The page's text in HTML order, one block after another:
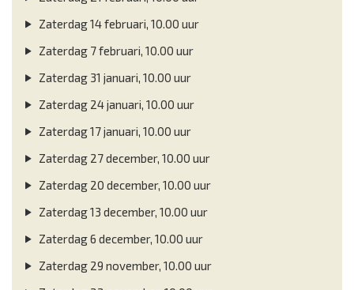
Zaterdag 14 februari, 10.00 uur
Zaterdag 7 februari, 10.00 uur
Zaterdag 31 januari, 10.00 uur
Zaterdag 24 januari, 10.00 uur
Zaterdag 17 januari, 10.00 uur
Zaterdag 27 december, 10.00 uur
Zaterdag 20 december, 10.00 uur
Zaterdag 13 december, 10.00 uur
Zaterdag 6 december, 10.00 uur
Zaterdag 29 november, 10.00 uur